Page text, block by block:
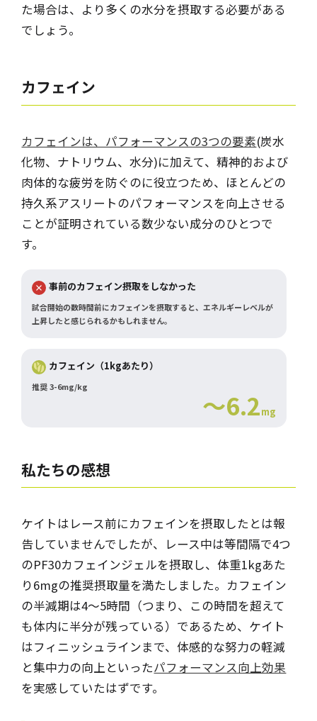
た場合は、より多くの水分を摂取する必要がある
でしょう。
カフェイン
カフェインは、パフォーマンスの3つの要素(炭水
化物、ナトリウム、水分)に加えて、精神的および
肉体的な疲労を防ぐのに役立つため、ほとんどの
持久系アスリートのパフォーマンスを向上させる
ことが証明されている数少ない成分のひとつで
す。
事前のカフェイン摂取をしなかった
試合開始の数時間前にカフェインを摂取すると、エネルギーレベルが
上昇したと感じられるかもしれません。
カフェイン（1kgあたり）
推奨 3-6mg/kg
～6.2mg
私たちの感想
ケイトはレース前にカフェインを摂取したとは報
告していませんでしたが、レース中は等間隔で4つ
のPF30カフェインジェルを摂取し、体重1kgあた
り6mgの推奨摂取量を満たしました。カフェイン
の半減期は4～5時間（つまり、この時間を超えて
も体内に半分が残っている）であるため、ケイト
はフィニッシュラインまで、体感的な努力の軽減
と集中力の向上といったパフォーマンス向上効果
を実感していたはずです。